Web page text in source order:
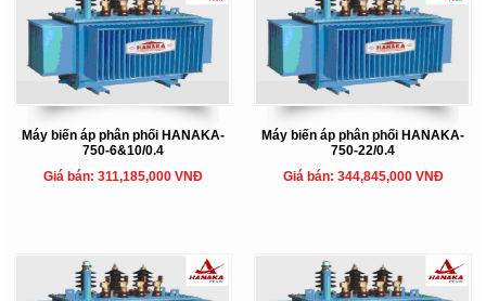
Máy biến áp phân phối HANAKA-
750-6&10/0.4
Giá bán: 311,185,000 VNĐ
Máy biến áp phân phối HANAKA-
750-22/0.4
Giá bán: 344,845,000 VNĐ